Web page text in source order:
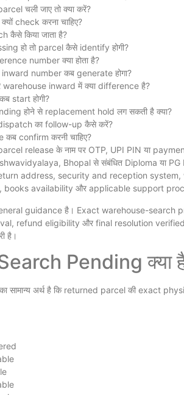
चली जाए तो क्या करें?
check करना चाहिए?
कैसे किया जाता है?
हो तो parcel कैसे identify होगी?
number क्या होता है?
number कब generate होगा?
inward में क्या difference है?
start होगी?
होने से replacement hold लग सकती है क्या?
का follow-up कैसे करें?
confirm करनी चाहिए?
release के नाम पर OTP, UPI PIN या payment
Bhopal से संबंधित Diploma या
address, security and reception
availability और applicable support
guidance है। Exact warehouse-
refund eligibility और final resolution
है।
Pending क्या
सामान्य अर्थ है कि returned parcel की exact